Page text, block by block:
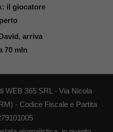
il giocatore
arriva
70 mln
WEB 365 SRL - Via Nicola
- Codice Fiscale e Partita